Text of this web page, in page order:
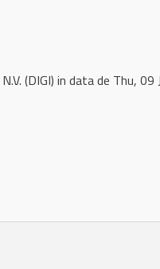
(DIGI) in data de Thu,